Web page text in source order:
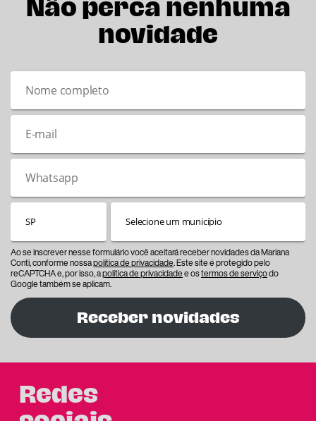
Não perca nenhuma
novidade
Ao se inscrever nesse formulário você aceitará receber novidades da Mariana
Conti, conforme nossapolítica de privacidade. Este site é protegido pelo
reCAPTCHA e, por isso, apolítica de privacidadee ostermos de serviçodo
Google também se aplicam.
Receber novidades
Redes